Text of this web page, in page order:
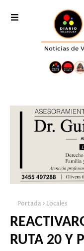
Portada Locales
RUTA 20 Y